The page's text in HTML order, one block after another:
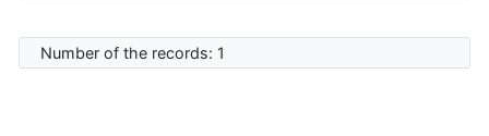
Number of the records: 1